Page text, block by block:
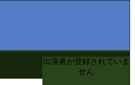
出演者が登録されていま
せん